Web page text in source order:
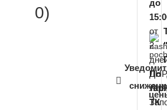
0)
до
от
2
По
ТК